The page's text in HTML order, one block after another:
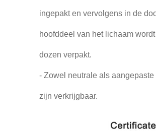
ingepakt en vervolgens in de
hoofddeel van het lichaam
dozen verpakt.
- Zowel neutrale als
zijn verkrijgbaar.